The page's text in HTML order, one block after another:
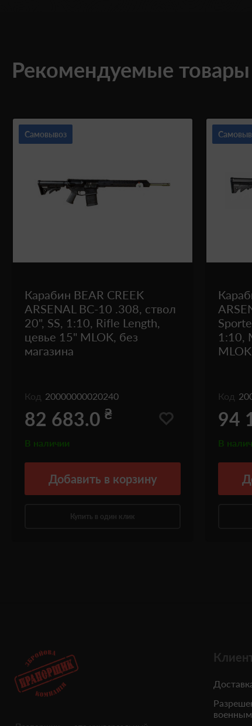
Рекомендуемые товары
Самовывоз
Карабин BEAR CREEK
ARSENAL BC-10 .308, ствол
20", SS, 1:10, Rifle Length,
цевье 15" MLOK, без
магазина
Код 20000000020240
82 683.0 ₴
В наличии
Добавить в корзину
Купить в один клик
1:10,
Код
94
В
военным